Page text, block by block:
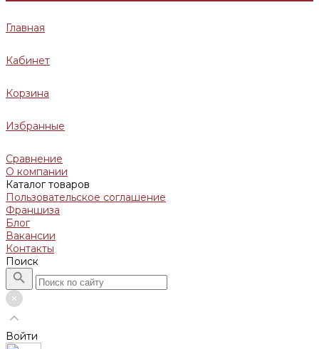
Главная
Кабинет
Корзина
Избранные
Сравнение
О компании
Каталог товаров
Пользовательское соглашение
Франшиза
Блог
Вакансии
Контакты
Поиск
Войти